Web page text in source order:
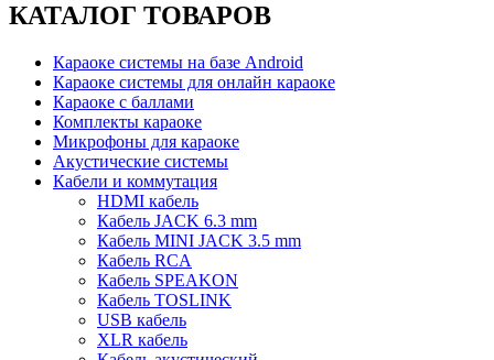
КАТАЛОГ ТОВАРОВ
Караоке системы на базе Android
Караоке системы для онлайн караоке
Караоке с баллами
Комплекты караоке
Микрофоны для караоке
Акустические системы
Кабели и коммутация
HDMI кабель
Кабель JACK 6.3 mm
Кабель MINI JACK 3.5 mm
Кабель RCA
Кабель SPEAKON
Кабель TOSLINK
USB кабель
XLR кабель